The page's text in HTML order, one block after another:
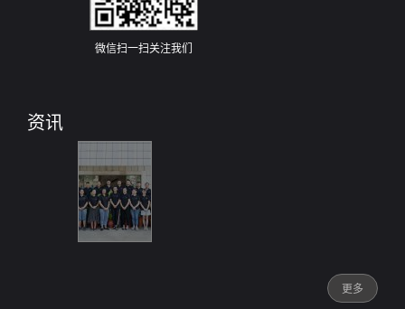
微信扫一扫关注我们
资讯
更多